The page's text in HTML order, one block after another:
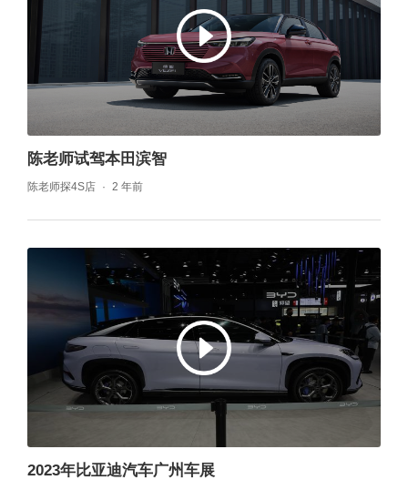
陈老师试驾本田滨智
陈老师探4S店 2 年前
2023年比亚迪汽车广州车展